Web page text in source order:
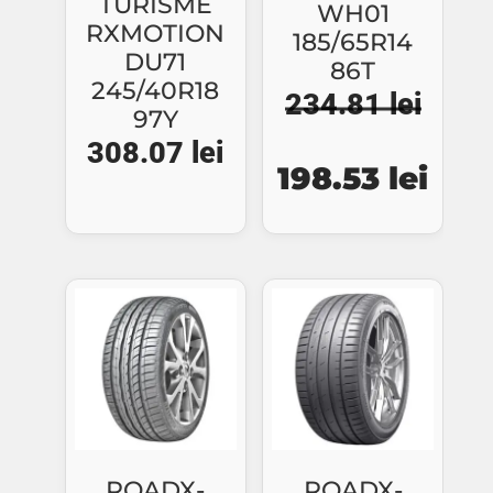
RXMOTION
DU71
245/40R18
97Y
308.07 lei
WH01
185/65R14
86T
234.81lei
inițial
a
fost:
234.81 lei.
198.53 lei